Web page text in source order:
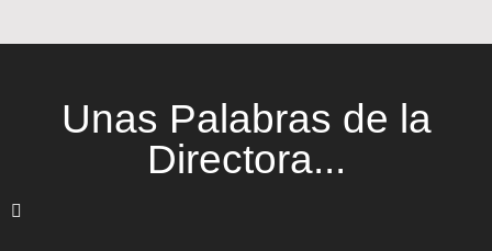
Unas Palabras de la
Directora...